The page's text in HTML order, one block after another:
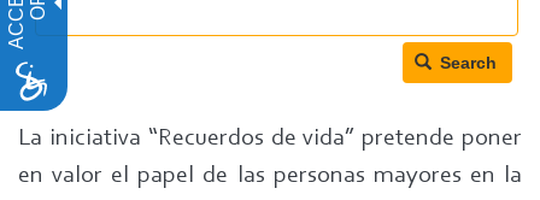
Search
La iniciativa “Recuerdos de vida” pretende poner
en valor el papel de las personas mayores en la